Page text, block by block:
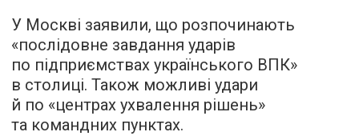
У Москві заявили, що розпочинають
«послідовне завдання ударів
по підприємствах українського ВПК»
в столиці. Також можливі удари
й по «центрах ухвалення рішень»
та командних пунктах.